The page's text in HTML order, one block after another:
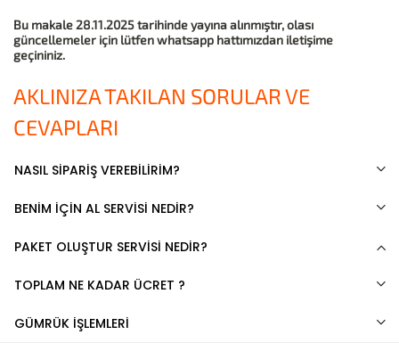
Bu makale 28.11.2025 tarihinde yayına alınmıştır, olası
güncellemeler için lütfen whatsapp hattımızdan iletişime
geçininiz.
AKLINIZA TAKILAN SORULAR VE
CEVAPLARI
NASIL SİPARİŞ VEREBİLİRİM?
BENİM İÇİN AL SERVİSİ NEDİR?
PAKET OLUŞTUR SERVİSİ NEDİR?
TOPLAM NE KADAR ÜCRET ?
GÜMRÜK İŞLEMLERİ